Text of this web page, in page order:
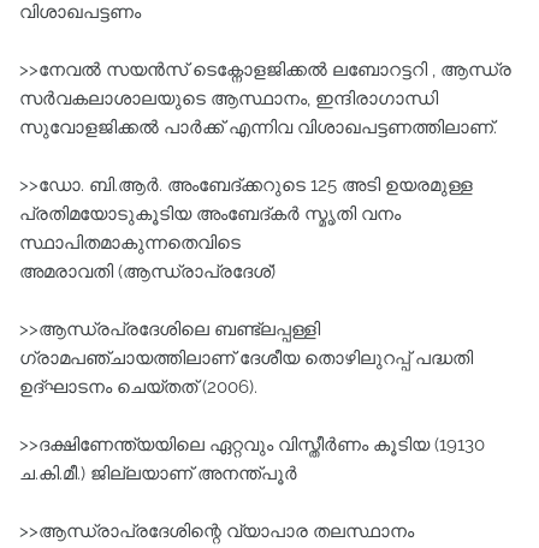
വിശാഖപട്ടണം
>>നേവല്‍ സയന്‍സ്‌ ടെക്നോളജിക്കല്‍ ലബോറട്ടറി , ആന്ധ്ര
സര്‍വകലാശാലയുടെ ആസ്ഥാനം, ഇന്ദിരാഗാന്ധി
സുവോളജിക്കല്‍ പാര്‍ക്ക്‌ എന്നിവ വിശാഖപട്ടണത്തിലാണ്‌.
>>ഡോ. ബി.ആര്‍. അംബേദ്ക്കറുടെ 125 അടി ഉയരമുള്ള
പ്രതിമയോടുകൂടിയ അംബേദ്കര്‍ സ്മൃതി വനം
സ്ഥാപിതമാകുന്നതെവിടെ
അമരാവതി (ആന്ധ്രാപ്രദേശ്‌)
>>ആന്ധ്രപ്രദേശിലെ ബണ്ട്ലപ്പള്ളി
ഗ്രാമപഞ്ചായത്തിലാണ്‌ ദേശീയ തൊഴിലുറപ്പ്‌ പദ്ധതി
ഉദ്ഘാടനം ചെയ്തത്‌ (2006).
>>ദക്ഷിണേന്ത്യയിലെ ഏറ്റവും വിസ്തീര്‍ണം കൂടിയ (19130
ച.കി.മീ.) ജില്ലയാണ്‌ അനന്ത്പൂര്‍
>>ആന്ധ്രാപ്രദേശിന്റെ വ്യാപാര തലസ്ഥാനം